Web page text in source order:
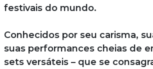
festivais do mundo.
Conhecidos por seu carisma,
suas performances cheias de
sets versáteis – que se